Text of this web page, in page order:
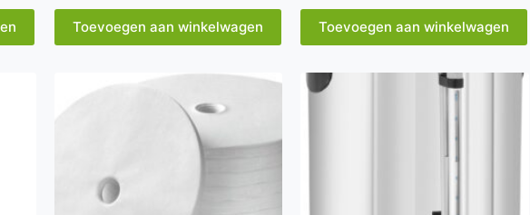
Toevoegen aan winkelwagen Toevoegen aan winkelwagen